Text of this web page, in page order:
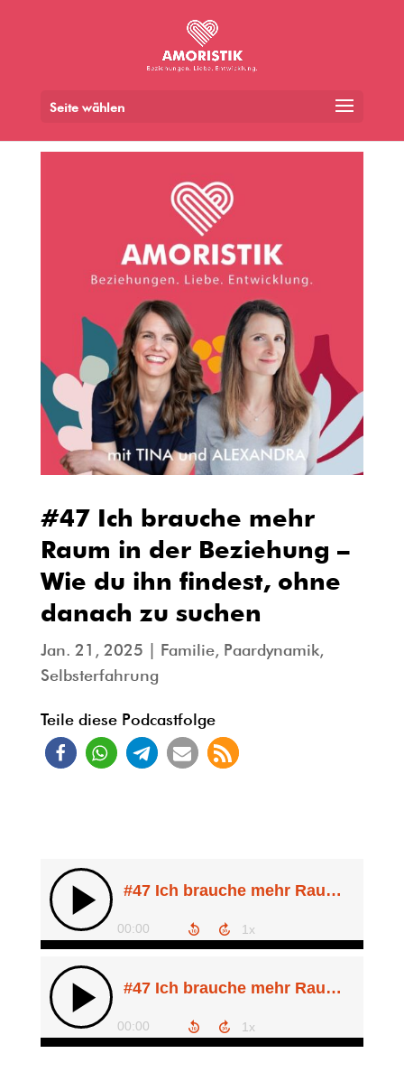
Seite wählen
#47 Ich brauche mehr
Raum in der Beziehung –
Wie du ihn findest, ohne
danach zu suchen
Jan. 21, 2025 Familie, Paardynamik,
Selbsterfahrung
Teile diese Podcastfolge